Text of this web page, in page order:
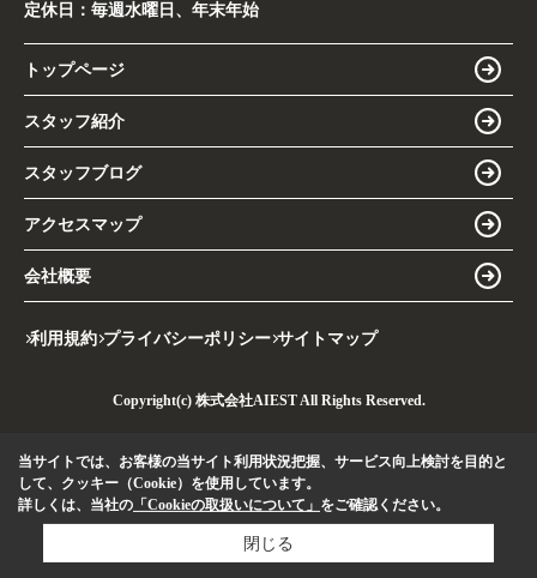
定休日： 毎週水曜日、年末年始
トップページ
スタッフ紹介
スタッフブログ
アクセスマップ
会社概要
利用規約 プライバシーポリシー サイトマップ
Copyright(c) 株式会社AIEST All Rights Reserved.
当サイトでは、お客様の当サイト利用状況把握、サービス向上検討を目的と
して、クッキー（Cookie）を使用しています。
詳しくは、当社の 「Cookieの取扱いについて」 をご確認ください。
閉じる